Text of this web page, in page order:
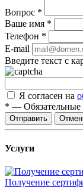
Вопрос *
Ваше имя *
Телефон *
E-mail
Введите текст с
Я согласен на
* — Обязательные
Отправить
Услуги
Получение